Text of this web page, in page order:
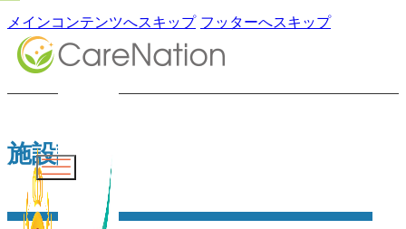
メインコンテンツへスキップ フッターへスキップ
施設詳細